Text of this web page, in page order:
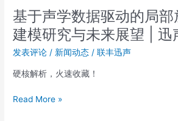
基于声学数据驱动的局
建模研究与未来展望 | 迅
发表评论 / 新闻动态 /联丰迅声
硬核解析，火速收藏！
局
部
放
电
超
源
Read More »